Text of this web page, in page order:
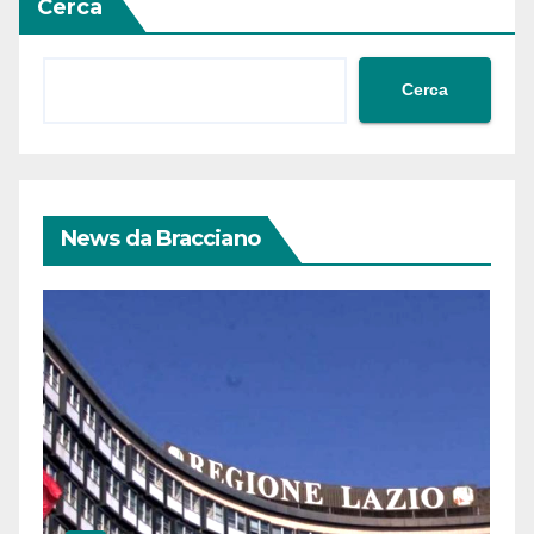
Cerca
Cerca
News da Bracciano